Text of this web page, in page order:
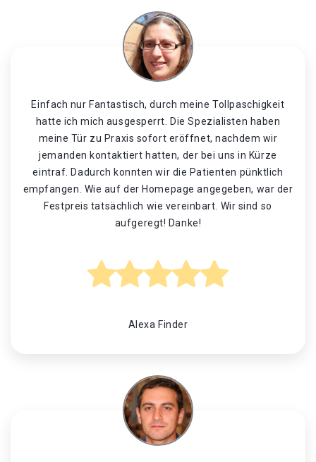
Einfach nur Fantastisch, durch meine Tollpaschigkeit
hatte ich mich ausgesperrt. Die Spezialisten haben
meine Tür zu Praxis sofort eröffnet, nachdem wir
jemanden kontaktiert hatten, der bei uns in Kürze
eintraf. Dadurch konnten wir die Patienten pünktlich
empfangen. Wie auf der Homepage angegeben, war der
Festpreis tatsächlich wie vereinbart. Wir sind so
aufgeregt! Danke!
Alexa Finder